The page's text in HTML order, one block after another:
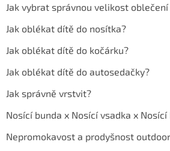
Jak vybrat správnou velikost oblečení
Jak oblékat dítě do nosítka?
Jak oblékat dítě do kočárku?
Jak oblékat dítě do autosedačky?
Jak správně vrstvit?
Nosící bunda x Nosící vsadka x Nosící
Nepromokavost a prodyšnost